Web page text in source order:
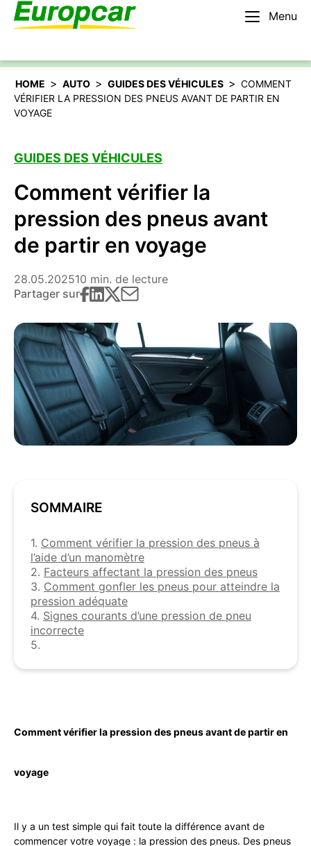
Menu
Français – BE
HOME > AUTO > GUIDES DES VÉHICULES > COMMENT
VÉRIFIER LA PRESSION DES PNEUS AVANT DE PARTIR EN
VOYAGE
GUIDES DES VÉHICULES
Comment vérifier la
pression des pneus avant
de partir en voyage
28.05.202510 min. de lecture
Partager sur
SOMMAIRE
1. Comment vérifier la pression des pneus à
l’aide d’un manomètre
2. Facteurs affectant la pression des pneus
3. Comment gonfler les pneus pour atteindre la
pression adéquate
4. Signes courants d’une pression de pneu
incorrecte
5.
Comment vérifier la pression des pneus avant de partir en
voyage
Il y a un test simple qui fait toute la différence avant de
commencer votre voyage : la pression des pneus. Des pneus